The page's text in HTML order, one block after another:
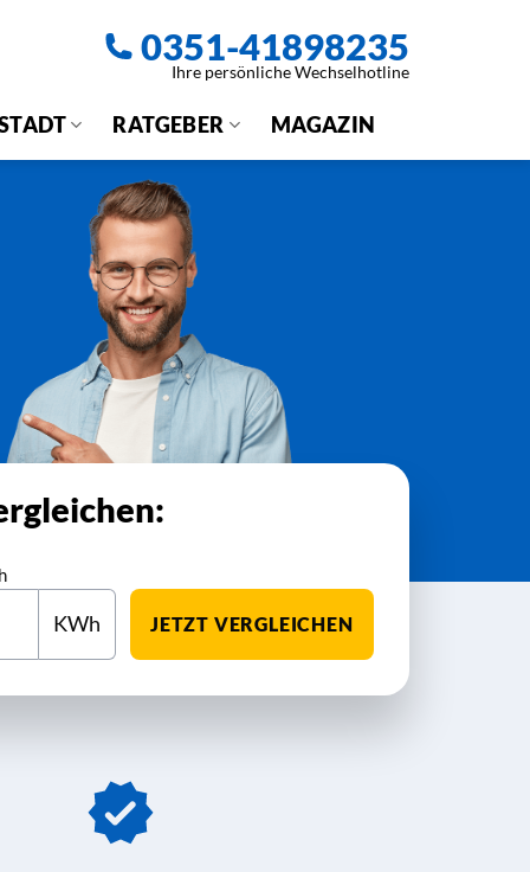
0351-41898235
Ihre persönliche Wechselhotline
RATGEBER MAGAZIN
KWh JETZT VERGLEICHEN